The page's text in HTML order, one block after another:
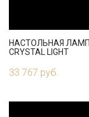
НАСТОЛЬНАЯ
CRYSTAL LIGHT
33 767 руб.